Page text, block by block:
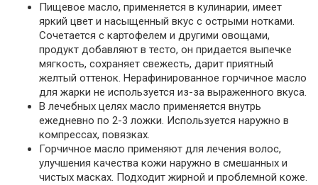
Пищевое масло, применяется в кулинарии, имеет
яркий цвет и насыщенный вкус с острыми нотками.
Сочетается с картофелем и другими овощами,
продукт добавляют в тесто, он придается выпечке
мягкость, сохраняет свежесть, дарит приятный
желтый оттенок. Нерафинированное горчичное масло
для жарки не используется из-за выраженного вкуса.
В лечебных целях масло применяется внутрь
ежедневно по 2-3 ложки. Используется наружно в
компрессах, повязках.
Горчичное масло применяют для лечения волос,
улучшения качества кожи наружно в смешанных и
чистых масках. Подходит жирной и проблемной коже.